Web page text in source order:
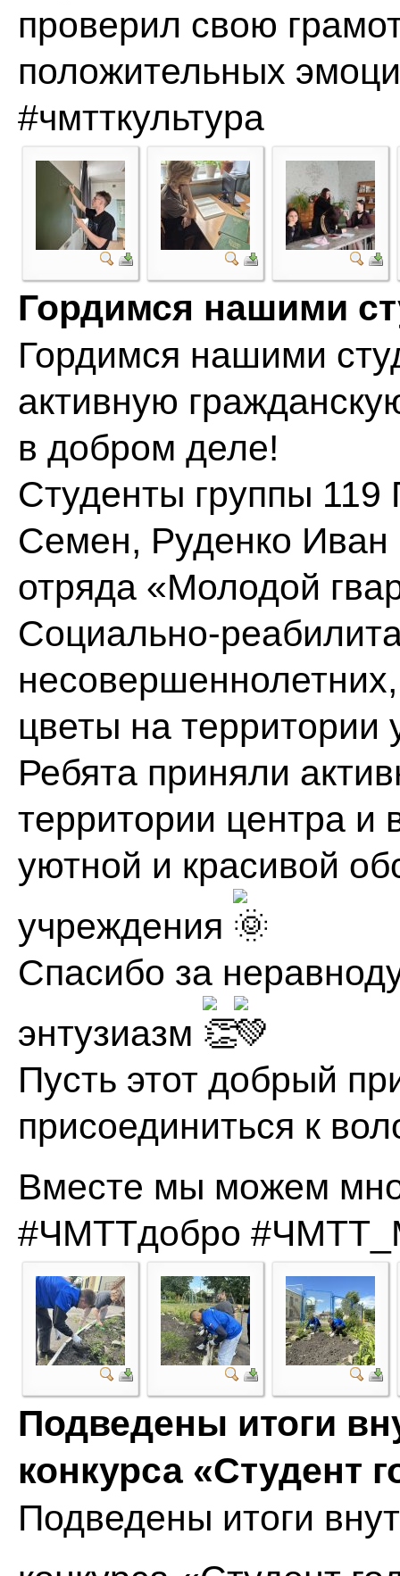
проверил свою
положительных
#чмтткультура
Гордимся нашими
Гордимся нашими
активную
в добром деле!
Студенты группы
Семен, Руденко Иван
отряда «Молодой
цветы на территории
Ребята приняли
территории центра и
уютной и красивой
учреждения
Спасибо за
энтузиазм
Пусть этот добрый
присоединиться к
Вместе мы можем
#ЧМТТдобро
Подведены итоги
конкурса «Студент
Подведены итоги